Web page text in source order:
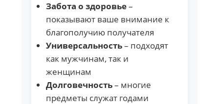
Забота о здоровье–
показывают ваше внимание к
благополучию получателя
Универсальность– подходят
как мужчинам, так и
женщинам
Долговечность– многие
предметы служат годами